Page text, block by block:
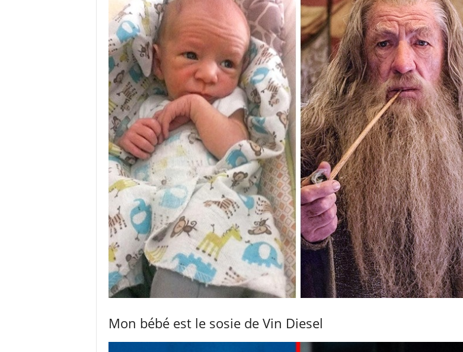
Mon bébé est le sosie de Vin Diesel